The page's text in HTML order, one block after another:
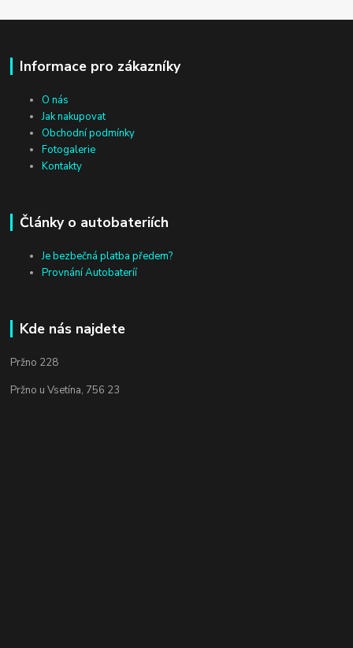
Informace pro zákazníky
O nás
Jak nakupovat
Obchodní podmínky
Fotogalerie
Kontakty
Články o autobateriích
Je bezbečná platba předem?
Provnání Autobateríí
Kde nás najdete
Pržno 228
Pržno u Vsetína, 756 23